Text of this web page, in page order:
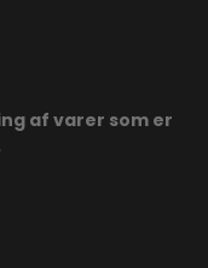
af varer som er